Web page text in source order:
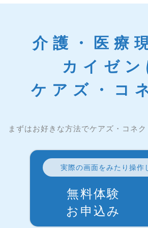
介護・医療
カイゼン
ケアズ・コ
まずはお好きな方法でケアズ・コネ
実際の画面をみたり操作
無料体験
お申込み